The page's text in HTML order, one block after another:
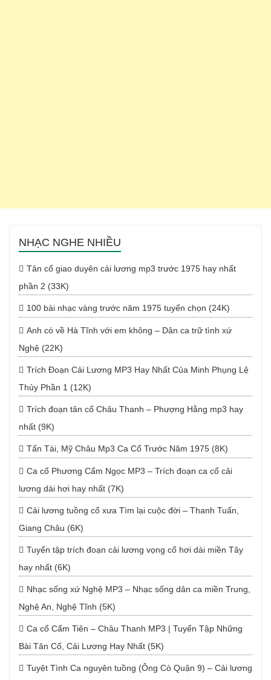
NHẠC NGHE NHIỀU
Tân cổ giao duyên cải lương mp3 trước 1975 hay nhất
phần 2 (33K)
100 bài nhạc vàng trước năm 1975 tuyển chọn (24K)
Anh có về Hà Tĩnh với em không – Dân ca trữ tình xứ
Nghệ (22K)
Trích Đoạn Cải Lương MP3 Hay Nhất Của Minh Phụng Lệ
Thủy Phần 1 (12K)
Trích đoạn tân cổ Châu Thanh – Phượng Hằng mp3 hay
nhất (9K)
Tấn Tài, Mỹ Châu Mp3 Ca Cổ Trước Năm 1975 (8K)
Ca cổ Phương Cẩm Ngọc MP3 – Trích đoạn ca cổ cải
lương dài hơi hay nhất (7K)
Cải lương tuồng cổ xưa Tìm lại cuộc đời – Thanh Tuấn,
Giang Châu (6K)
Tuyển tập trích đoạn cải lương vọng cổ hơi dài miền Tây
hay nhất (6K)
Nhạc sống xứ Nghệ MP3 – Nhạc sống dân ca miền Trung,
Nghệ An, Nghệ Tĩnh (5K)
Ca cổ Cẩm Tiên – Châu Thanh MP3 | Tuyển Tập Những
Bài Tân Cổ, Cải Lương Hay Nhất (5K)
Tuyệt Tình Ca nguyên tuồng (Ông Cò Quận 9) – Cải lương